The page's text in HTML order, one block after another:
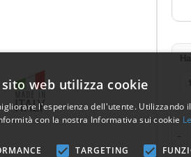
web utilizza cookie
l'esperienza dell'utente. Utilizzando
con la nostra Informativa sui cookie
TARGETING